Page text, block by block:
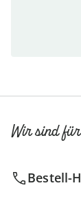
Wir sind
Bestell-